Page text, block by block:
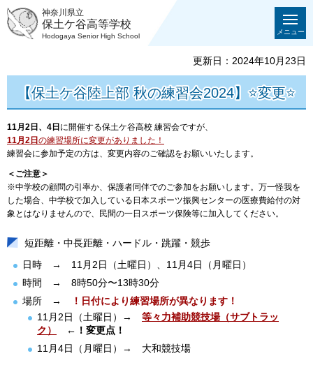
神奈川県立
保土ケ谷高等学校
Hodogaya Senior High School
メニュー
更新日：2024年10月23日
【保土ケ谷陸上部 秋の練習会2024】⭐️変更⭐️
11月2日、4日 に開催する保土ケ谷高校 練習会ですが、
11月2日 の練習場所に変更がありました！
練習会に参加予定の方は、変更内容のご確認をお願いいたします。
＜ご注意＞
※中学校の顧問の引率か、保護者同伴でのご参加をお願いします。万一怪我を
した場合、中学校で加入している日本スポーツ振興センターの医療費給付の対
象とはなりませんので、民間の一日スポーツ保険等に加入してください。
短距離・中長距離・ハードル・跳躍・競歩
日時 → 11月2日（土曜日）、11月4日（月曜日）
時間 → 8時50分〜13時30分
場所 →
！日付により練習場所が異なります！
11月2日（土曜日）→ 等々力補助競技場（サブトラッ
ク）
←！変更点！
11月4日（月曜日）→ 大和競技場